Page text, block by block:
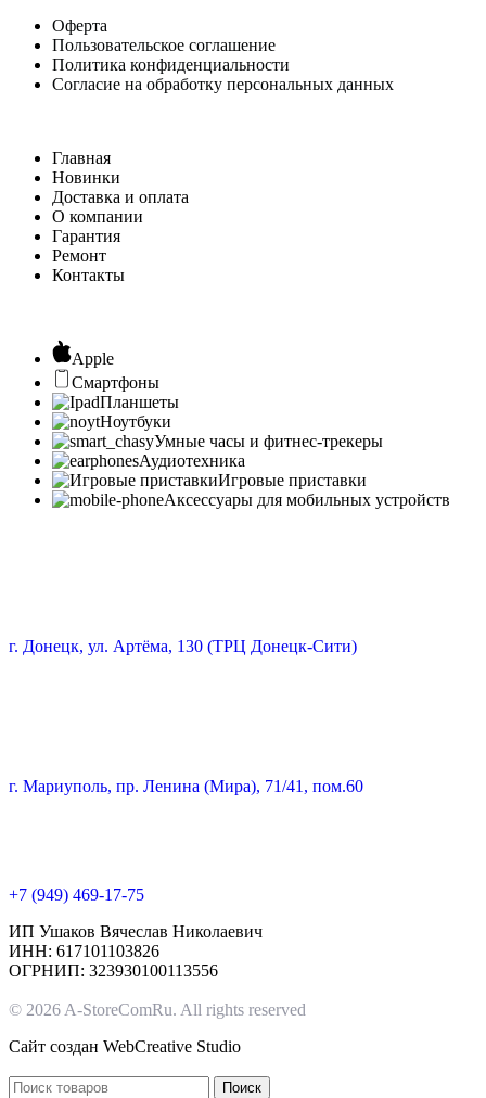
Оферта
Пользовательское соглашение
Политика конфиденциальности
Согласие на обработку персональных данных
Главная
Новинки
Доставка и оплата
О компании
Гарантия
Ремонт
Контакты
Apple
Смартфоны
Планшеты
Ноутбуки
Умные часы и фитнес-трекеры
Аудиотехника
Игровые приставки
Аксессуары для мобильных устройств
г. Донецк, ул. Артёма, 130 (ТРЦ Донецк-Сити)
г. Мариуполь, пр. Ленина (Мира), 71/41, пом.60
+7 (949) 469-17-75
ИП Ушаков Вячеслав Николаевич
ИНН: 617101103826
ОГРНИП: 323930100113556
© 2026 A-StoreComRu. All rights reserved
Сайт создан WebCreative Studio
Поиск